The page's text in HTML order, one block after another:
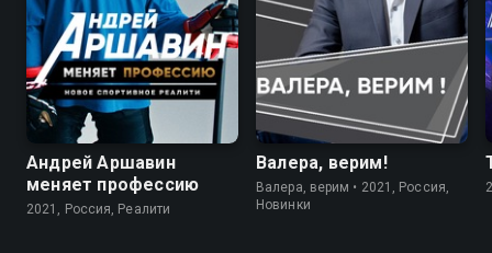
Андрей Аршавин
меняет профессию
2021, Россия, Реалити
Валера, верим!
Валера, верим • 2021, Россия,
Новинки